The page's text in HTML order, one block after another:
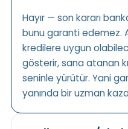
Hayır — son kararı
bunu garanti edemez.
kredilere uygun
gösterir, sana atanan
seninle yürütür. Yani
yanında bir uzman